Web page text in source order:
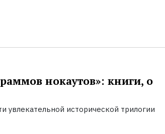
нокаутов»: книги, о
увлекательной исторической трилогии